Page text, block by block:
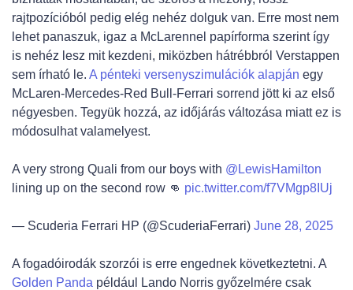
rajtpozícióból pedig elég nehéz dolguk van. Erre most nem
lehet panaszuk, igaz a McLarennel papírforma szerint így
is nehéz lesz mit kezdeni, miközben hátrébbról Verstappen
sem írható le. A pénteki versenyszimulációk alapján egy
McLaren-Mercedes-Red Bull-Ferrari sorrend jött ki az első
négyesben. Tegyük hozzá, az időjárás változása miatt ez is
módosulhat valamelyest.
A very strong Quali from our boys with @LewisHamilton
lining up on the second row 👊 pic.twitter.com/f7VMgp8IUj
— Scuderia Ferrari HP (@ScuderiaFerrari) June 28, 2025
A fogadóirodák szorzói is erre engednek következtetni. A
Golden Panda például Lando Norris győzelmére csak